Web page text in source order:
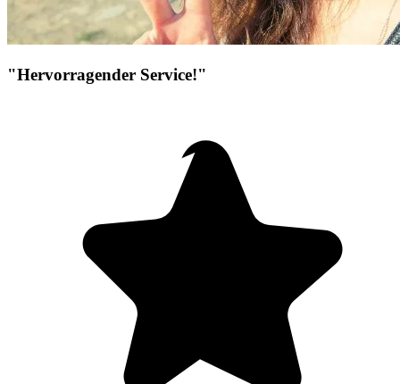
"Hervorragender Service!"